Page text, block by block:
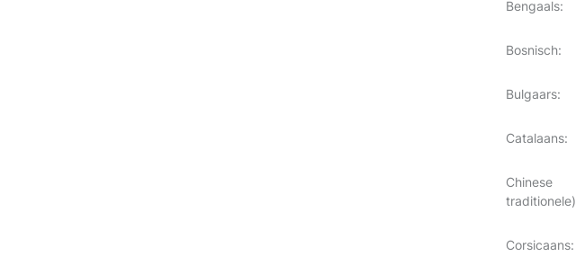
Bengaals:
Bosnisch:
Bulgaars:
Catalaans:
Chinese
traditionele)
Corsicaans: